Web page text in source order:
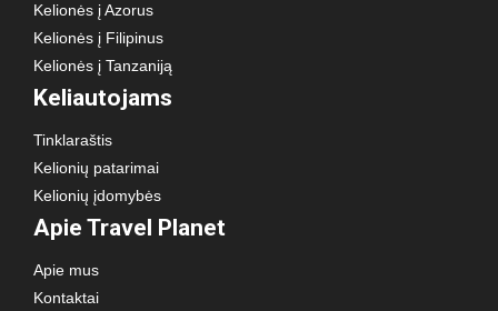
Kelionės į Azorus
Kelionės į Filipinus
Kelionės į Tanzaniją
Keliautojams
Tinklaraštis
Kelionių patarimai
Kelionių įdomybės
Apie Travel Planet
Apie mus
Kontaktai